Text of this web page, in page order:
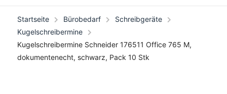
Startseite Bürobedarf
Schreibgeräte
Kugelschreibermine
Kugelschreibermine Schneider 176511 Office 765 M,
dokumentenecht, schwarz, Pack 10 Stk